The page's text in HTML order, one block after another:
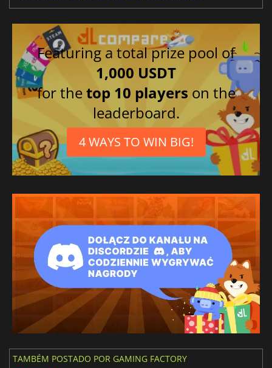
Featuring a total prize pool of
1,000 USDT
for thetop 10 players on the
leaderboard.
4 WAYS TO WIN BIG!
TAMBÉM POSTADO POR GAMING FACTORY